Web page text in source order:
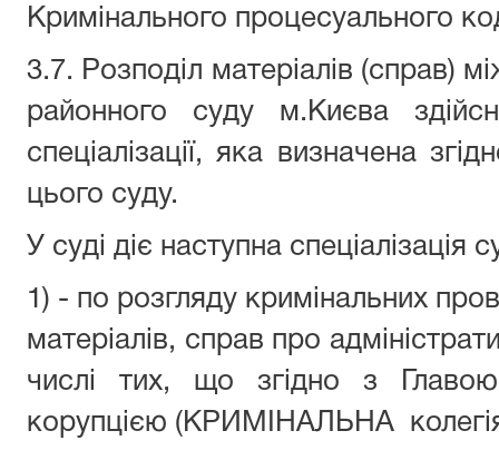
Кримінального процесуального
3.7. Розподіл матеріалів (справ)
районного суду м.Києва
спеціалізації, яка визначена
цього суду.
У суді діє наступна спеціалізація
1) - по розгляду кримінальних
матеріалів, справ про
числі тих, що згідно з
корупцією (КРИМІНАЛЬНА